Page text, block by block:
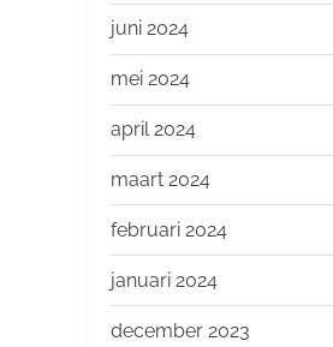
juni 2024
mei 2024
april 2024
maart 2024
februari 2024
januari 2024
december 2023